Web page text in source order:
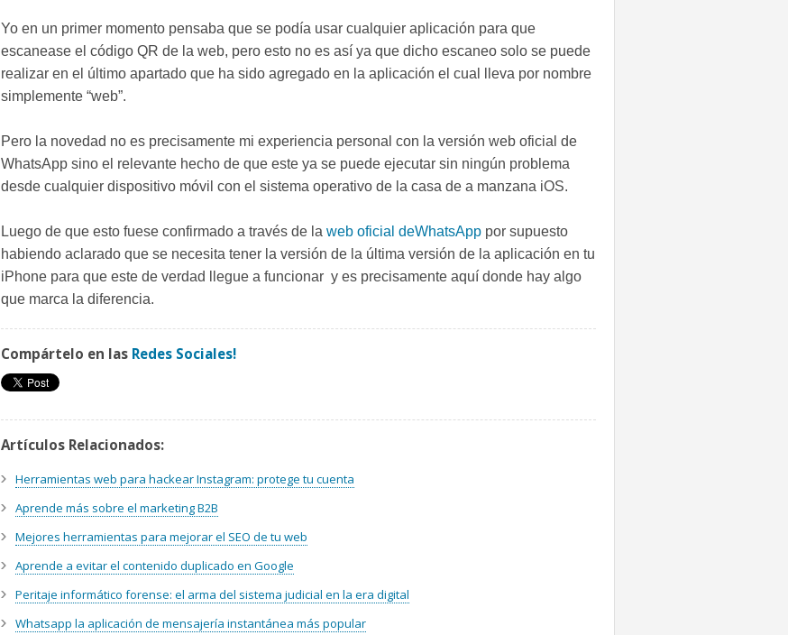
Yo en un primer momento pensaba que se podía usar cualquier aplicación para que
escanease el código QR de la web, pero esto no es así ya que dicho escaneo solo se puede
realizar en el último apartado que ha sido agregado en la aplicación el cual lleva por nombre
simplemente “web”.
Pero la novedad no es precisamente mi experiencia personal con la versión web oficial de
WhatsApp sino el relevante hecho de que este ya se puede ejecutar sin ningún problema
desde cualquier dispositivo móvil con el sistema operativo de la casa de a manzana iOS.
Luego de que esto fuese confirmado a través de la web oficial deWhatsApp por supuesto
habiendo aclarado que se necesita tener la versión de la última versión de la aplicación en tu
iPhone para que este de verdad llegue a funcionar y es precisamente aquí donde hay algo
que marca la diferencia.
Compártelo en las Redes Sociales!
Artículos Relacionados:
Herramientas web para hackear Instagram: protege tu cuenta
Aprende más sobre el marketing B2B
Mejores herramientas para mejorar el SEO de tu web
Aprende a evitar el contenido duplicado en Google
Peritaje informático forense: el arma del sistema judicial en la era digital
Whatsapp la aplicación de mensajería instantánea más popular